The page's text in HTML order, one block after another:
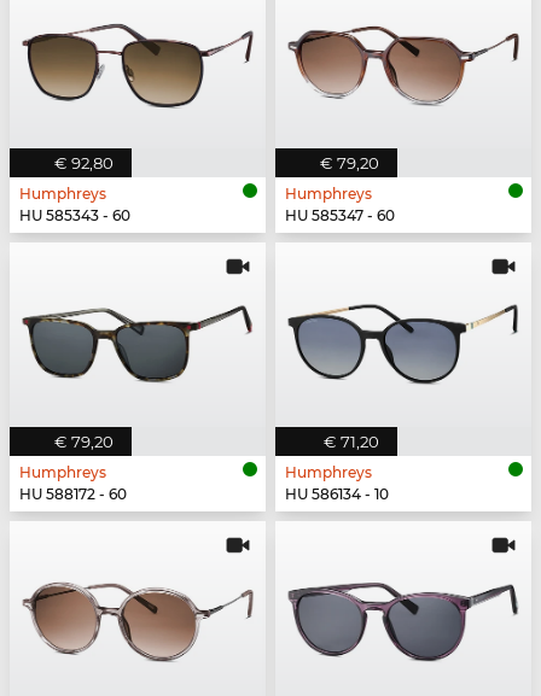
€ 92,80
Humphreys
HU 585343 - 60
€ 79,20
Humphreys
HU 585347 - 60
€ 79,20
Humphreys
HU 588172 - 60
€ 71,20
Humphreys
HU 586134 - 10